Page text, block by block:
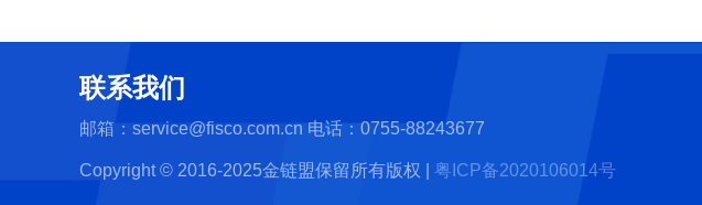
联系我们
邮箱：service@fisco.com.cn 电话：0755-88243677
Copyright © 2016-2025金链盟保留所有版权 粤ICP备2020106014号